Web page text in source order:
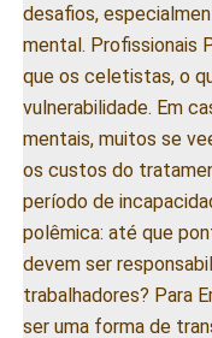
desafios,
mental. Profissionais
que os celetistas, o
vulnerabilidade. Em
mentais, muitos se
os custos do
período de
polêmica: até que
devem ser
trabalhadores? Para
ser uma forma de